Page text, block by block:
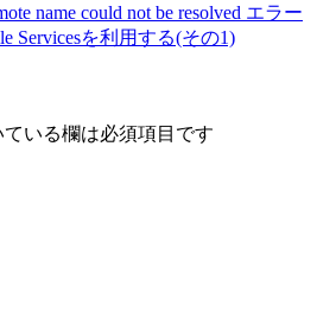
name could not be resolved エラー
Servicesを利用する(その1)
ている欄は必須項目です